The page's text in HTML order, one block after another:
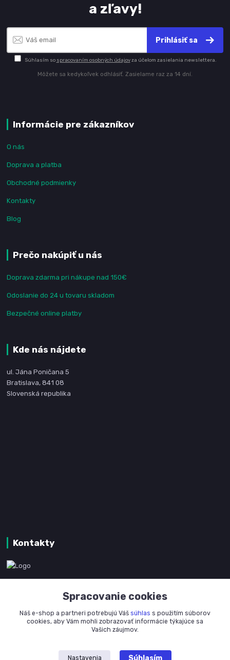
a zľavy!
Prihlásiť sa
Súhlasím so spracovaním osobných údajovza účelom zasielania newslettera.
Môžete sa kedykoľvek odhlásiť. Zasielame raz za 14 dní.
Informácie pre zákazníkov
O nás
Doprava a platba
Obchodné podmienky
Kontakty
Blog
Prečo nakúpiť u nás
Doprava zdarma pri nákupe nad 150€
Odoslanie do 24 u tovaru skladom
Bezpečné online platby
Kde nás nájdete
ul. Jána Poničana 5
Bratislava, 841 08
Slovenská republika
Kontakty
+421 905 327 801
(Po-Pia, 8-16 hod.)
Spracovanie cookies
Náš e-shop a partneri potrebujú Váš súhlas s použitím súborov
cookies, aby Vám mohli zobrazovať informácie týkajúce sa
Vašich záujmov.
Nastavenia